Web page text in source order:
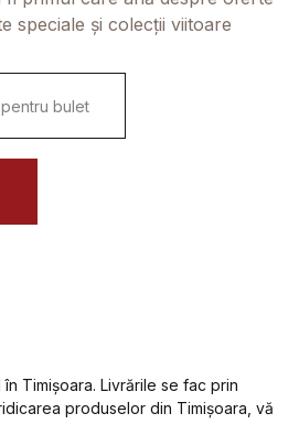
speciale și colecții viitoare
Timișoara. Livrările se fac prin
produselor din Timișoara, vă